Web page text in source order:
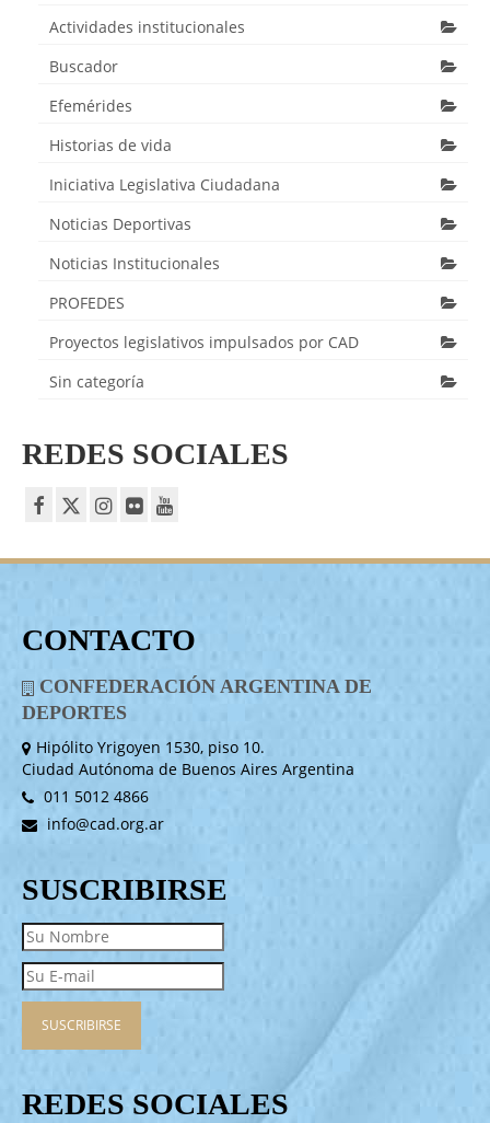
Actividades institucionales
Buscador
Efemérides
Historias de vida
Iniciativa Legislativa Ciudadana
Noticias Deportivas
Noticias Institucionales
PROFEDES
Proyectos legislativos impulsados por CAD
Sin categoría
REDES SOCIALES
CONTACTO
CONFEDERACIÓN ARGENTINA DE
DEPORTES
Hipólito Yrigoyen 1530, piso 10.
Ciudad Autónoma de Buenos Aires Argentina
011 5012 4866
info@cad.org.ar
SUSCRIBIRSE
REDES SOCIALES